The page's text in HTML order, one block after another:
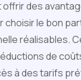
offrir des
choisir le bon
réalisables.
de
à des tarifs